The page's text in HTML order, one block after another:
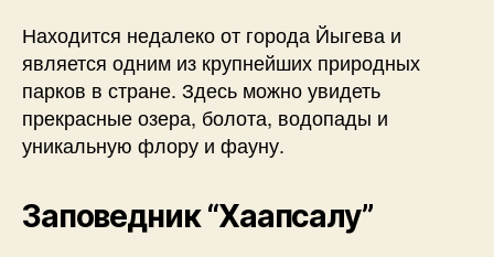
Находится недалеко от города Йыгева и
является одним из крупнейших природных
парков в стране. Здесь можно увидеть
прекрасные озера, болота, водопады и
уникальную флору и фауну.
Заповедник “Хаапсалу”